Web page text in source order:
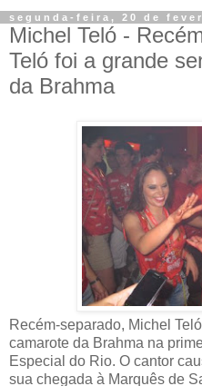
segunda-feira, 20 de
Michel Teló -
Teló foi a grande
da Brahma
Recém-separado, Michel
camarote da Brahma na
Especial do Rio. O cantor
sua chegada à Marquês de